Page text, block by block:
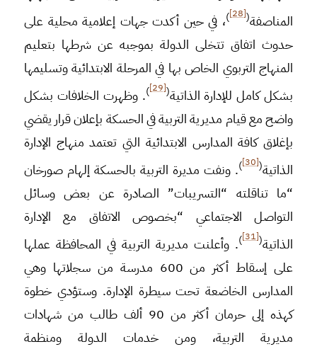
المناصفة(
[28]
)، في حين أكدت جهات إعلامية محلية على
حدوث اتفاق تتخلى الدولة بموجبه عن شرطها بتعليم
المنهاج التربوي الخاص بها في المرحلة الابتدائية وتسليمها
بشكل كامل للإدارة الذاتية(
[29]
). وظهرت الخلافات بشكل
واضح مع قيام مديرية التربية في الحسكة بإعلان قرار يقضي
بإغلاق كافة المدارس الابتدائية التي تعتمد منهاج الإدارة
الذاتية(
[30]
). ونفت مديرة التربية بالحسكة إلهام صورخان
“ما تناقلته “التسريبات” الصادرة عن بعض وسائل
التواصل الاجتماعي “بخصوص الاتفاق مع الإدارة
الذاتية(
[31]
). وأعلنت مديرية التربية في المحافظة عملها
على إسقاط أكثر من 600 مدرسة من سجلاتها وهي
المدارس الخاضعة تحت سيطرة الإدارة. وستؤدي خطوة
كهذه إلى حرمان أكثر من 90 ألف طالب من شهادات
مديرية التربية، ومن خدمات الدولة ومنظمة